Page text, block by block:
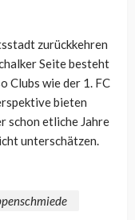
zurückkehren
Seite besteht
Clubs wie der 1. FC
bieten
schon etliche Jahre
unterschätzen.